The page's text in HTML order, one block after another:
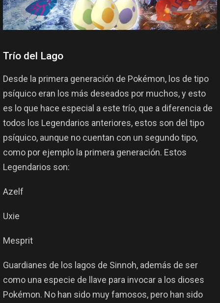
Trío del Lago
Desde la primera generación de Pokémon, los de tipo
psíquico eran los más deseados por muchos, y esto
es lo que hace especial a este trío, que a diferencia de
todos los Legendarios anteriores, estos son del tipo
psíquico, aunque no cuentan con un segundo tipo,
como por ejemplo la primera generación. Estos
Legendarios son:
Azelf
Uxie
Mesprit
Guardianes de los lagos de Sinnoh, además de ser
como una especie de llave para invocar a los dioses
Pokémon. No han sido muy famosos, pero han sido